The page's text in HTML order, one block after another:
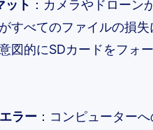
ット ：カメラやドローン
すべてのファイルの損
図的にSDカードをフォ
ラー ：コンピューター